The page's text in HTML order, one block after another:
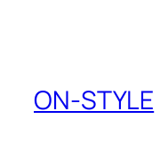
ON-STYLE